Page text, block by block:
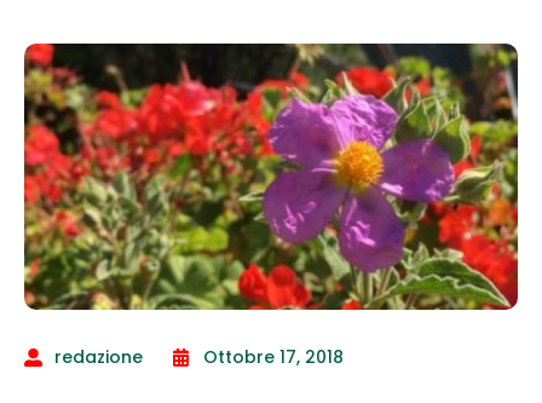
redazione Ottobre 17, 2018